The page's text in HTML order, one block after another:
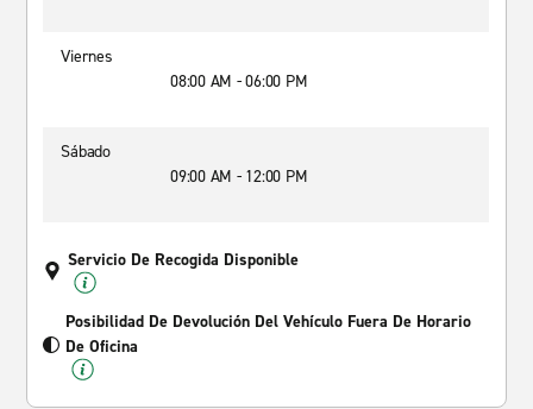
Viernes
08:00 AM - 06:00 PM
Sábado
09:00 AM - 12:00 PM
Servicio De Recogida Disponible
Posibilidad De Devolución Del Vehículo Fuera De Horario
De Oficina